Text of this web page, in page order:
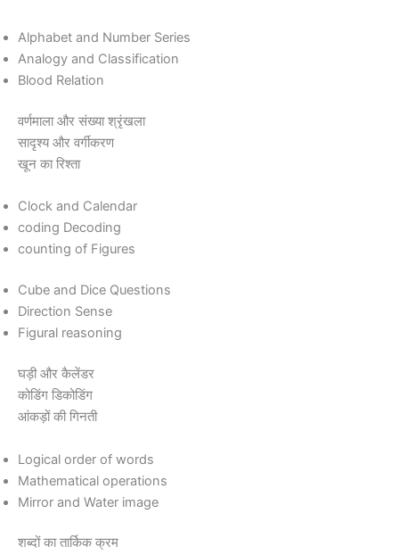
Alphabet and Number Series
Analogy and Classification
Blood Relation
वर्णमाला और संख्या श्रृंखला
सादृश्य और वर्गीकरण
खून का रिश्ता
Clock and Calendar
coding Decoding
counting of Figures
Cube and Dice Questions
Direction Sense
Figural reasoning
घड़ी और कैलेंडर
कोडिंग डिकोडिंग
आंकड़ों की गिनती
Logical order of words
Mathematical operations
Mirror and Water image
शब्दों का तार्किक क्रम